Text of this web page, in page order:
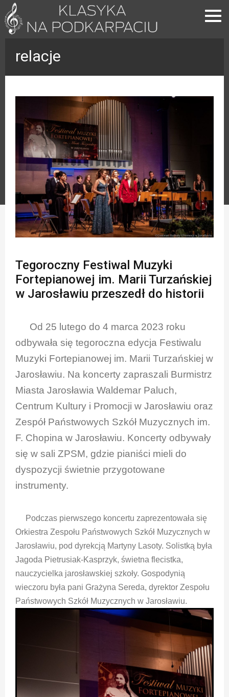
relacje
Tegoroczny Festiwal Muzyki
Fortepianowej im. Marii Turzańskiej
w Jarosławiu przeszedł do historii
Od 25 lutego do 4 marca 2023 roku
odbywała się tegoroczna edycja Festiwalu
Muzyki Fortepianowej im. Marii Turzańskiej w
Jarosławiu. Na koncerty zapraszali Burmistrz
Miasta Jarosławia Waldemar Paluch,
Centrum Kultury i Promocji w Jarosławiu oraz
Zespół Państwowych Szkół Muzycznych im.
F. Chopina w Jarosławiu. Koncerty odbywały
się w sali ZPSM, gdzie pianiści mieli do
dyspozycji świetnie przygotowane
instrumenty.
Podczas pierwszego koncertu zaprezentowała się
Orkiestra Zespołu Państwowych Szkół Muzycznych w
Jarosławiu, pod dyrekcją Martyny Lasoty. Solistką była
Jagoda Pietrusiak-Kasprzyk, świetna flecistka,
nauczycielka jarosławskiej szkoły. Gospodynią
wieczoru była pani Grażyna Sereda, dyrektor Zespołu
Państwowych Szkół Muzycznych w Jarosławiu.